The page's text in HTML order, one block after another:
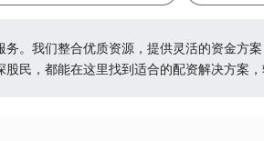
。我们整合优质资源，提供灵活的资金方
民，都能在这里找到适合的配资解决方案，